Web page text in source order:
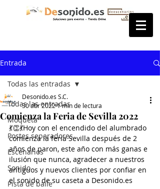
Entrada
Todas las entradas
Moqueta
Postes separadores
Escenarios
Sonido
Pista de baile
Todas las entradas
Comienza la Feria de Sevilla 2022
Desonido.es S.C.
30 abr 20221 min de lectura
💃👏💃Hoy con el encendido del alumbrado
comienza la feria Sevilla después de 2
años de paron, este año con más ganas e
ilusión que nunca, agradecer a nuestros
antiguos y nuevos clientes por confiar en
el sonido de su caseta a Desonido.es